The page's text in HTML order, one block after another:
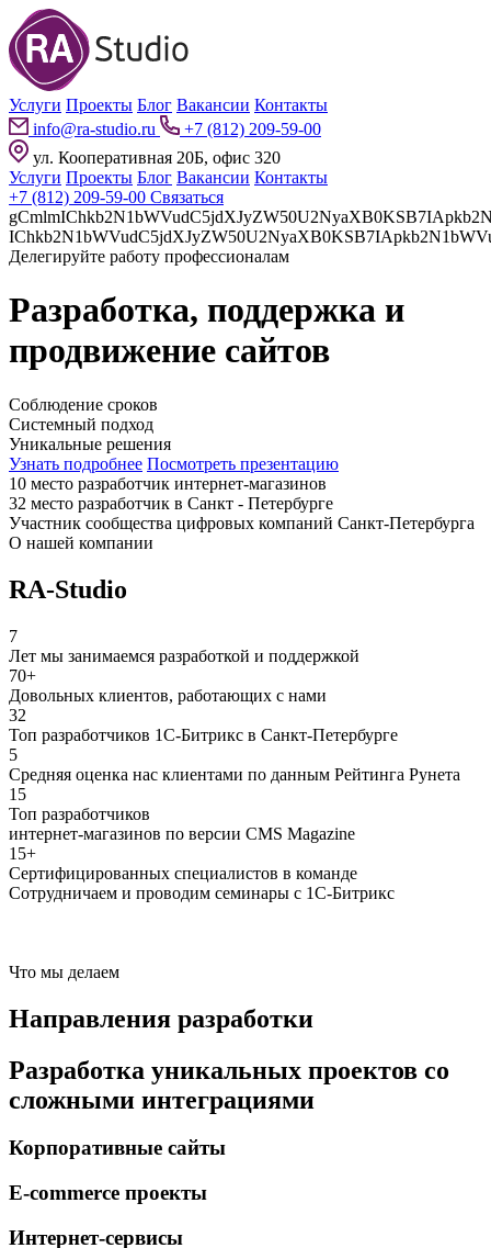
Услуги Проекты Блог Вакансии Контакты
info@ra-studio.ru
+7 (812) 209-59-00
ул. Кооперативная 20Б, офис 320
Услуги Проекты Блог Вакансии Контакты
+7 (812) 209-59-00 Связаться
Делегируйте работу профессионалам
Разработка, поддержка и
продвижение сайтов
Соблюдение сроков
Системный подход
Уникальные решения
Узнать подробнее Посмотреть презентацию
10 место разработчик интернет-магазинов
32 место разработчик в Санкт - Петербурге
Участник сообщества цифровых компаний Санкт-Петербурга
О нашей компании
RA-Studio
7
Лет мы занимаемся разработкой и поддержкой
70+
Довольных клиентов, работающих с нами
32
Топ разработчиков 1С-Битрикс в Санкт-Петербурге
5
Средняя оценка нас клиентами по данным Рейтинга Рунета
15
Топ разработчиков
интернет-магазинов по версии CMS Magazine
15+
Сертифицированных специалистов в команде
Сотрудничаем и проводим семинары с 1С-Битрикс
Что мы делаем
Направления разработки
Разработка уникальных проектов со
сложными интеграциями
Корпоративные сайты
E-commerce проекты
Интернет-сервисы